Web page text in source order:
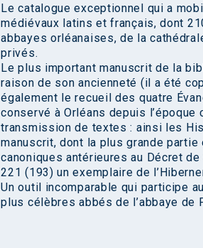
Le catalogue exceptionnel qui a
médiévaux latins et français, dont
abbayes orléanaises, de la
privés.
Le plus important manuscrit de la
raison de son ancienneté (il a été
également le recueil des quatre
conservé à Orléans depuis l’époque
transmission de textes : ainsi les
manuscrit, dont la plus grande
canoniques antérieures au Décret
221 (193) un exemplaire de
Un outil incomparable qui participe
plus célèbres abbés de l’abbaye de